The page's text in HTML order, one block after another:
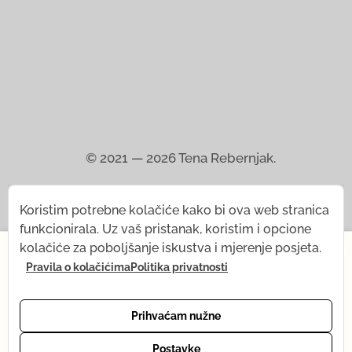
© 2021 — 2026Tena Rebernjak.
Programirao od Stjepan Tafra.
Impresum Zaštita privatnosti Uslovi korištenja
Pravila o kolačićima
Od 1. jula, nakratko mijenjam svoj ritam — dolazi mi
podrška putem e-pošte. Šta se privremeno mijenja:
ritmu u oktobru. Hvala na razumijevanju — vidimo se
Koristim potrebne kolačiće kako bi ova web stranica
funkcionirala. Uz vaš pristanak, koristim i opcione
kolačiće za poboljšanje iskustva i mjerenje posjeta.
Pravila o kolačićimaPolitika privatnosti
Prihvaćam nužne
Postavke